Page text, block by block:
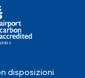
disposizioni